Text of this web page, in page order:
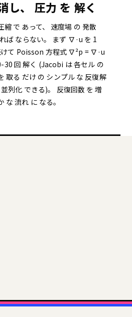
し、 圧力 を 解く
縮 で あって、 速度場 の 発散
ば ならない。 まず ∇·u を 1
けて Poisson 方程式 ∇²p = ∇·u
30 回 解く (Jacobi は 各セル の
取る だけ の シンプル な 反復解
列化 できる)。 反復回数 を 増
な 流れ に なる。